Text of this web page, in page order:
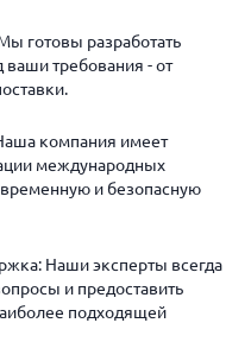
готовы разработать
требования - от
компания имеет
международных
и безопасную
Наши эксперты всегда
и предоставить
подходящей